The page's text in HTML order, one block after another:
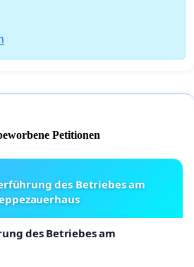
Petitionen
des Betriebes am
des Betriebes am